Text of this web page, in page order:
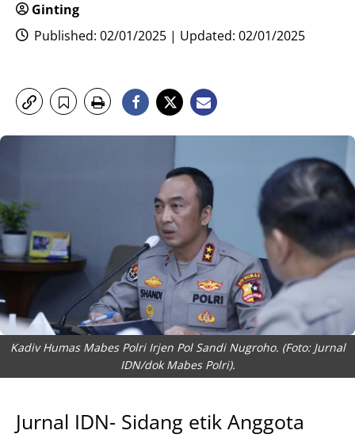
Ginting
Published: 02/01/2025 | Updated: 02/01/2025
Kadiv Humas Mabes Polri Irjen Pol Sandi Nugroho. (Foto: Jurnal
IDN/dok Mabes Polri).
Jurnal IDN- Sidang etik Anggota